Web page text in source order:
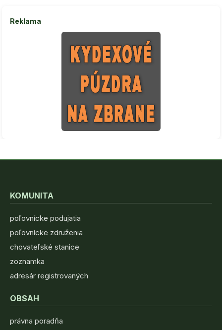
Reklama
KOMUNITA
poľovnícke podujatia
poľovnícke združenia
chovateľské stanice
zoznamka
adresár registrovaných
OBSAH
právna poradňa